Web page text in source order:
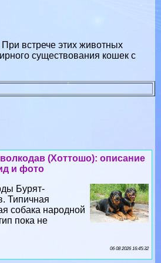
встрече этих животных
су­ществования кошек с
(Хоттошо): описание
и фото
Бурят-
Типичная
собака народной
пока не
06 08 2026 16:45:32